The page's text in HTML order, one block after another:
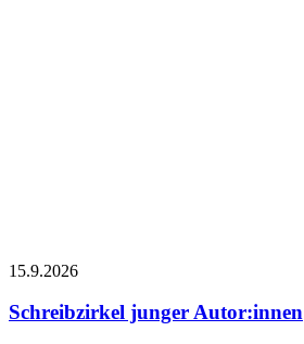
15.9.2026
Schreibzirkel junger Autor:innen